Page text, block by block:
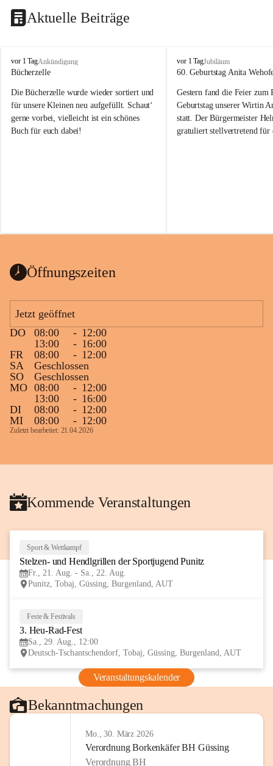
Aktuelle Beiträge
T
o
a
j
vor 1 TagAnkündigung
Bücherzelle
Die Bücherzelle wurde wieder sortiert und
für unsere Kleinen neu aufgefüllt. Schaut‘
gerne vorbei, vielleicht ist ein schönes
Buch für euch dabei!
Wanduhr (!) benutzt und musste
Das Gemeindeamt freut sich sehr über die
Spende >lesenswerter< Bücher und
vorsortiert in die Bücherzelle eingeräumt
werden können.
Gleichzeitig möchten wir uns bei all Jenen
sehr herzlich bedanken, die bereits viele
tolle Bücher spendiert haben.
T
o
a
j
vor 1 TagJubiläum
60. Geburtstag Anita
Gestern fand die Feier zum
Geburtstag unserer Wirtin
statt. Der Bürgermeister
gratuliert stellvertretend für
Gesundheit, Gelassenheit
Öffnungszeiten
Jetzt geöffnet
DO
08:00 - 12:00
13:00
- 16:00
FR
08:00 - 12:00
SA
Geschlossen
SO
Geschlossen
MO 08:00 - 12:00
13:00
- 16:00
DI
08:00 - 12:00
MI
08:00 - 12:00
Zuletzt bearbeitet: 21.04.2026
Kommende Veranstaltungen
Sport & Wettkampf
Stelzen- und Hendlgrillen der Sportjugend Punitz
Fr., 21. Aug. - Sa., 22. Aug.
Punitz, Tobaj, Güssing, Burgenland, AUT
Feste & Festivals
3. Heu-Rad-Fest
Sa., 29. Aug., 12:00
Deutsch-Tschantschendorf, Tobaj, Güssing, Burgenland, AUT
Veranstaltungskalender
Bekanntmachungen
Mo., 30. März 2026
Verordnung Borkenkäfer BH Güssing
Verordnung BH